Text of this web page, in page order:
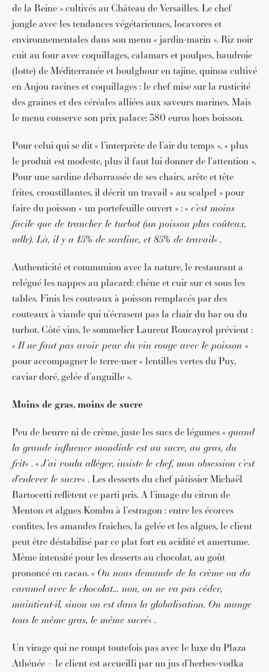
de la Reine » cultivés au Château de Versailles. Le chef
jongle avec les tendances végétariennes, locavores et
environnementales dans son menu « jardin-marin ». Riz noir
cuit au four avec coquillages, calamars et poulpes, baudroie
(lotte) de Méditerranée et boulghour en tajine, quinoa cultivé
en Anjou racines et coquillages : le chef mise sur la rusticité
des graines et des céréales alliées aux saveurs marines. Mais
le menu conserve son prix palace: 380 euros hors boisson.
Pour celui qui se dit « l’interprète de l’air du temps », « plus
le produit est modeste, plus il faut lui donner de l’attention ».
Pour une sardine débarrassée de ses chairs, arête et tête
frites, croustillantes, il décrit un travail « au scalpel » pour
faire du poisson « un portefeuille ouvert » : « c’est moins
facile que de trancher le turbot (un poisson plus coûteux,
ndlr). Là, il y a 15% de sardine, et 85% de travail« .
Authenticité et communion avec la nature, le restaurant a
relégué les nappes au placard: chêne et cuir sur et sous les
tables. Finis les couteaux à poisson remplacés par des
couteaux à viande qui n’écrasent pas la chair du bar ou du
turbot. Côté vins, le sommelier Laurent Roucayrol prévient :
«Il ne fautpas avoir peur du vin rouge avec le poisson »
pour accompagner le terre-mer « lentilles vertes du Puy,
caviar doré, gelée d’anguille ».
Moins de gras, moins de sucre
Peu de beurre ni de crème, juste les sucs de légumes « quand
la grande influence mondiale est au sucre, au gras, du
frit« . «J’ai voulu alléger, insiste le chef, mon obsession c’est
d’enlever le sucre« . Les desserts du chef pâtissier Michaël
Bartocetti reflètent ce parti pris. A l’image du citron de
Menton et algues Kombu à l’estragon : entre les écorces
confites, les amandes fraîches, la gelée et les algues, le client
peut être déstabilisé par ce plat fort en acidité et amertume.
Même intensité pour les desserts au chocolat, au goût
prononcé en cacao. « On nous demande de la crème ou du
caramel avec le chocolat… non, on ne va pas céder,
maintient-il, sinon on est dans la globalisation. On mange
tous le même gras, le même sucré« .
Un virage qui ne rompt toutefois pas avec le luxe du Plaza
Athénée – le client est accueilli par un jus d’herbes-vodka